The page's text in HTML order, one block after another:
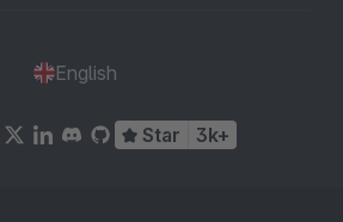
English
Star 3k+